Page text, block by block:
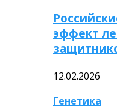
эффект
12.02.2026
Генетика